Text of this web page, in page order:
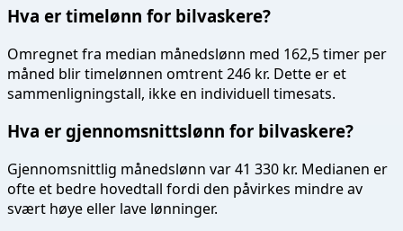
Hva er timelønn for bilvaskere?
Omregnet fra median månedslønn med 162,5 timer per
måned blir timelønnen omtrent 246 kr. Dette er et
sammenligningstall, ikke en individuell timesats.
Hva er gjennomsnittslønn for bilvaskere?
Gjennomsnittlig månedslønn var 41 330 kr. Medianen er
ofte et bedre hovedtall fordi den påvirkes mindre av
svært høye eller lave lønninger.